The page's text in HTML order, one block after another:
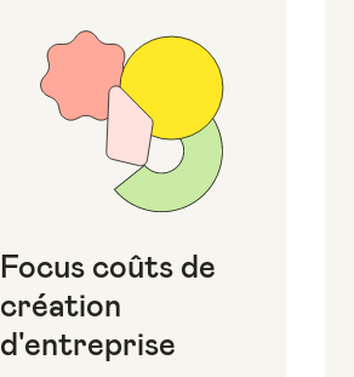
Focus coûts de
création
d'entreprise